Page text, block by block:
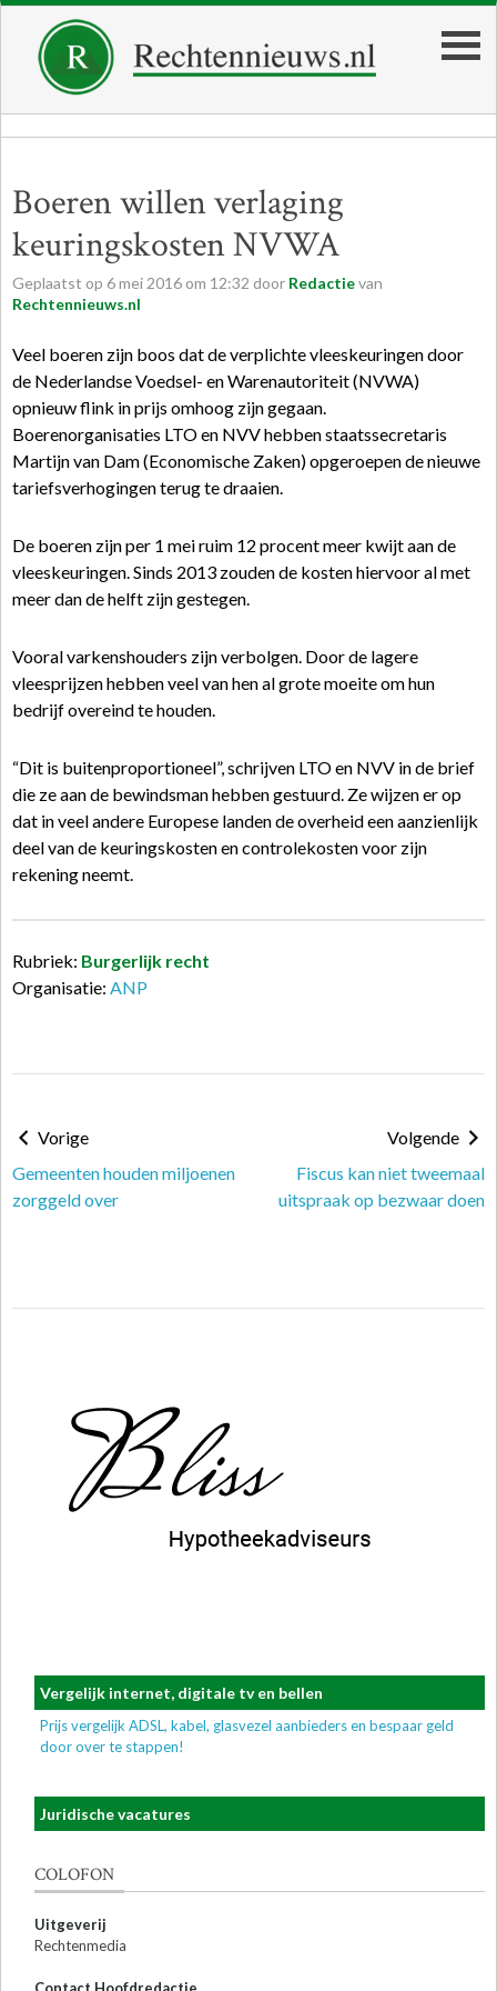
Boeren willen verlaging
keuringskosten NVWA
Geplaatst op 6mei 2016 om 12:32 door Redactievan
Rechtennieuws.nl
Veel boeren zijn boos dat de verplichte vleeskeuringen door
de Nederlandse Voedsel- en Warenautoriteit (NVWA)
opnieuw flink in prijs omhoog zijn gegaan.
Boerenorganisaties LTO en NVV hebben staatssecretaris
Martijn van Dam (Economische Zaken) opgeroepen de nieuwe
tariefsverhogingen terug te draaien.
De boeren zijn per 1 mei ruim 12 procent meer kwijt aan de
vleeskeuringen. Sinds 2013 zouden de kosten hiervoor al met
meer dan de helft zijn gestegen.
Vooral varkenshouders zijn verbolgen. Door de lagere
vleesprijzen hebben veel van hen al grote moeite om hun
bedrijf overeind te houden.
“Dit is buitenproportioneel”, schrijven LTO en NVV in de brief
die ze aan de bewindsman hebben gestuurd. Ze wijzen er op
dat in veel andere Europese landen de overheid een aanzienlijk
deel van de keuringskosten en controlekosten voor zijn
rekening neemt.
Rubriek: Burgerlijk recht
Organisatie: ANP
Vorige
Gemeenten houden miljoenen
zorggeld over
Volgende
Fiscus kan niet tweemaal
uitspraak op bezwaar doen
Vergelijk internet, digitale tv en bellen
Prijs vergelijk ADSL, kabel, glasvezel aanbieders en bespaar geld
door over te stappen!
Juridische vacatures
COLOFON
Uitgeverij
Rechtenmedia